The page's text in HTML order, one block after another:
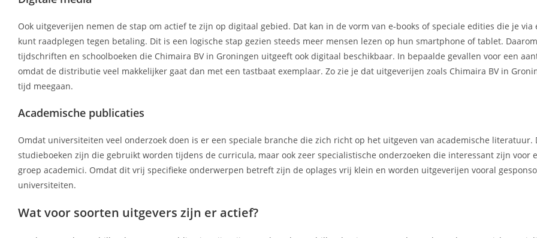
Ook uitgeverijen nemen de stap om actief te zijn op digitaal gebied. Dat kan in de vorm van e-books of speciale edities die je via
kunt raadplegen tegen betaling. Dit is een logische stap gezien steeds meer mensen lezen op hun smartphone of tablet.
tijdschriften en schoolboeken die Chimaira BV in Groningen uitgeeft ook digitaal beschikbaar. In bepaalde gevallen voor een
omdat de distributie veel makkelijker gaat dan met een tastbaat exemplaar. Zo zie je dat uitgeverijen zoals Chimaira BV in
tijd meegaan.
Academische publicaties
Omdat universiteiten veel onderzoek doen is er een speciale branche die zich richt op het uitgeven van academische literatuur.
studieboeken zijn die gebruikt worden tijdens de curricula, maar ook zeer specialistische onderzoeken die interessant zijn voor
groep academici. Omdat dit vrij specifieke onderwerpen betreft zijn de oplages vrij klein en worden uitgeverijen vooral
universiteiten.
Wat voor soorten uitgevers zijn er actief?